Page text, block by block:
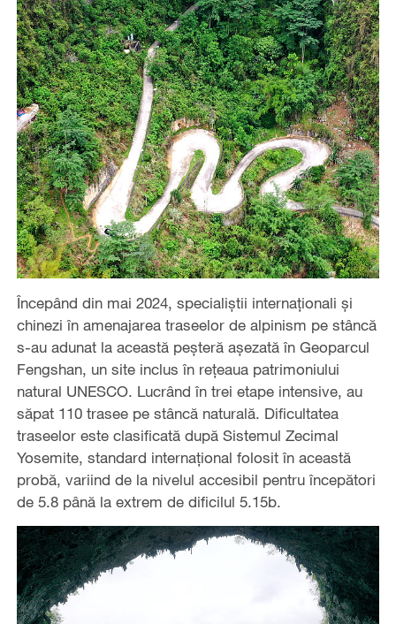
Începând din mai 2024, specialiștii internaționali și
chinezi în amenajarea traseelor de alpinism pe stâncă
s-au adunat la această peșteră așezată în Geoparcul
Fengshan, un site inclus în rețeaua patrimoniului
natural UNESCO. Lucrând în trei etape intensive, au
săpat 110 trasee pe stâncă naturală. Dificultatea
traseelor este clasificată după Sistemul Zecimal
Yosemite, standard internațional folosit în această
probă, variind de la nivelul accesibil pentru începători
de 5.8 până la extrem de dificilul 5.15b.